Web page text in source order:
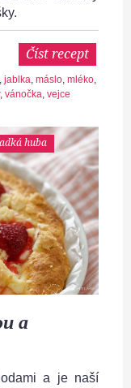
Číst recept
jablka máslo mléko
, vánočka vejce
huba
a
a je naší